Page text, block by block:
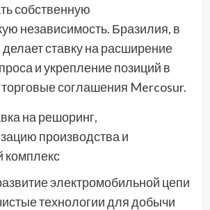
собственную
независимость. Бразилия, в
ставку на расширение
и укрепление позиций в
торговые соглашения Mercosur.
на решоринг,
производства и
комплекс
электромобильной цепи
технологии для добычи